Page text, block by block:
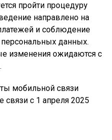
пройти процедуру
направлено на
и соблюдение
персональных данных.
изменения ожидаются с
мобильной связи
связи с 1 апреля 2025